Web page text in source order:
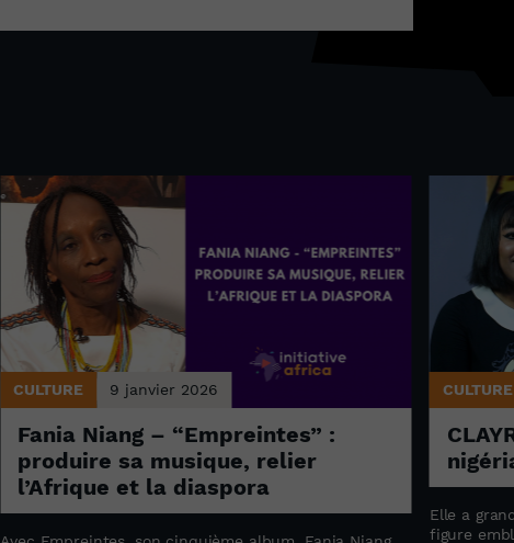
CULTURE 9 janvier 2026
Fania Niang – “Empreintes” :
produire sa musique, relier
l’Afrique et la diaspora
CULTURE
Elle a
figure